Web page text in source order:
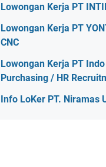
Lowongan Kerja PT
Lowongan Kerja PT
CNC
Lowongan Kerja PT
Purchasing / HR
Info LoKer PT. Niramas